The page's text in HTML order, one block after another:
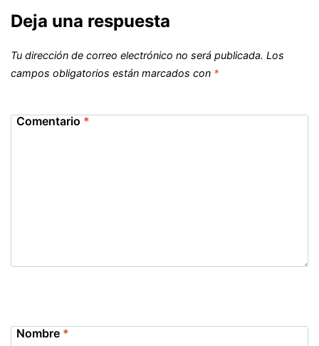
Deja una respuesta
Tu dirección de correo electrónico no será publicada. Los
campos obligatorios están marcados con *
Comentario *
Nombre *